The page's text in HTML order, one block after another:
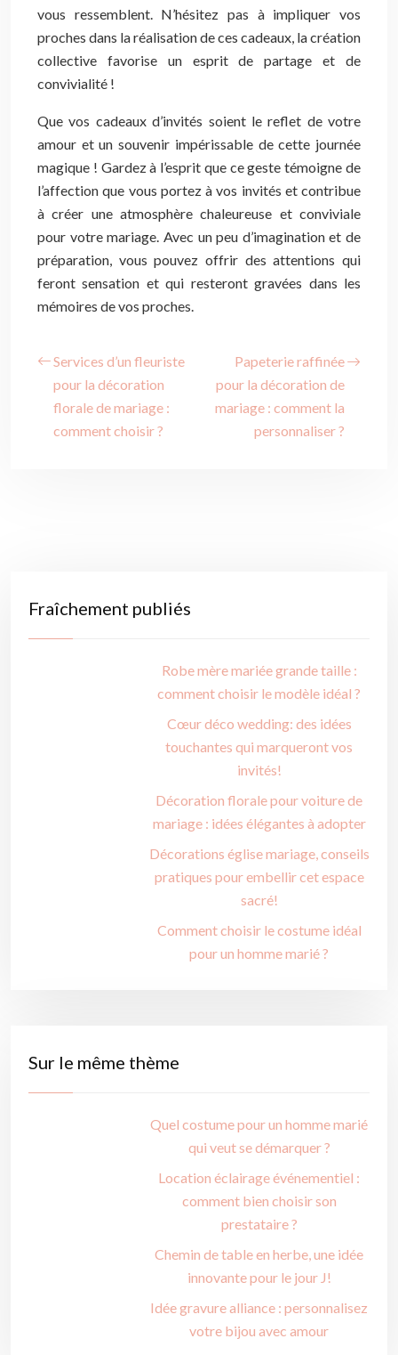
vous ressemblent. N’hésitez pas à impliquer vos
proches dans la réalisation de ces cadeaux, la création
collective favorise un esprit de partage et de
convivialité !
Que vos cadeaux d’invités soient le reflet de votre
amour et un souvenir impérissable de cette journée
magique ! Gardez à l’esprit que ce geste témoigne de
l’affection que vous portez à vos invités et contribue
à créer une atmosphère chaleureuse et conviviale
pour votre mariage. Avec un peu d’imagination et de
préparation, vous pouvez offrir des attentions qui
feront sensation et qui resteront gravées dans les
mémoires de vos proches.
Services d’un fleuriste
pour la décoration
florale de mariage :
comment choisir ?
Papeterie raffinée
pour la décoration de
mariage : comment la
personnaliser ?
Fraîchement publiés
Robe mère mariée grande taille :
comment choisir le modèle idéal ?
Cœur déco wedding: des idées
touchantes qui marqueront vos
invités!
Décoration florale pour voiture de
mariage : idées élégantes à adopter
Décorations église mariage, conseils
pratiques pour embellir cet espace
sacré!
Comment choisir le costume idéal
pour un homme marié ?
Sur le même thème
Quel costume pour un homme marié
qui veut se démarquer ?
Location éclairage événementiel :
comment bien choisir son
prestataire ?
Chemin de table en herbe, une idée
innovante pour le jour J!
Idée gravure alliance : personnalisez
votre bijou avec amour